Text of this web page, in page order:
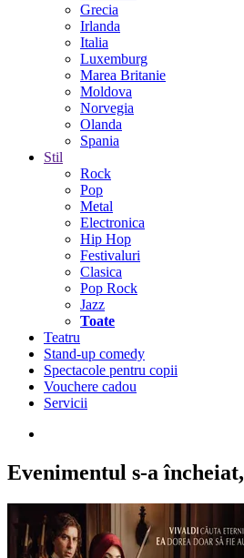
Grecia
Irlanda
Italia
Luxemburg
Marea Britanie
Moldova
Norvegia
Olanda
Spania
Stil
Rock
Pop
Metal
Electronica
Hip Hop
Festivaluri
Clasica
Pop Rock
Jazz
Toate
Teatru
Stand-up comedy
Spectacole pentru copii
Vouchere cadou
Servicii
Evenimentul s-a încheiat,